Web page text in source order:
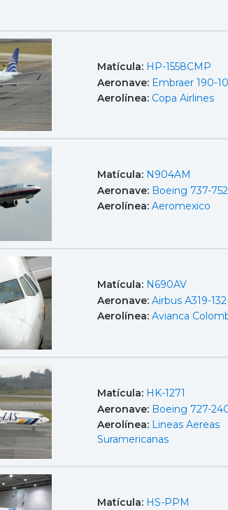
Matícula: HP-1558CMP
Aeronave: Embraer 190-
Aerolínea: Copa Airlines
Matícula: N904AM
Aeronave: Boeing 737-752
Aerolínea: Aeromexico
Matícula: N690AV
Aeronave: Airbus A319-
Aerolínea: Avianca
Matícula: HK-1271
Aeronave: Boeing 727-
Aerolínea: Lineas Aereas
Suramericanas
Matícula: HS-PPM